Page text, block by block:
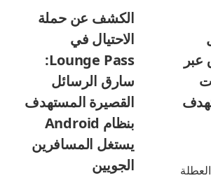
عبر
الكشف عن حملة
الاحتيال في
Lounge Pass:
سارق الرسائل
القصيرة المستهدف
بنظام Android
يستغل المسافرين
الجويين